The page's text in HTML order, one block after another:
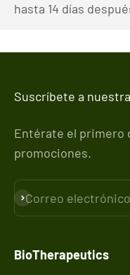
hasta 14 días
Suscríbete a
Entérate el primero
promociones.
Correo electrónico
Suscribirse
BioTherapeutics